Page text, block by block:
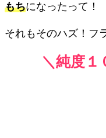
もちになったって！
それもそのハズ！フ
＼純度１